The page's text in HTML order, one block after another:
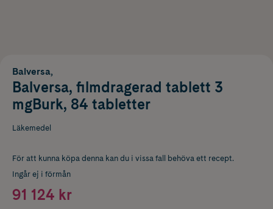
Balversa,
Balversa, filmdragerad tablett 3
mgBurk, 84 tabletter
Läkemedel
För att kunna köpa denna kan du i vissa fall behöva ett recept.
Ingår ej i förmån
91 124 kr